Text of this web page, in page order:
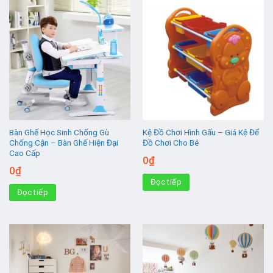
Bàn Ghế Học Sinh Chống Gù
Chống Cận – Bàn Ghế Hiện Đại
Cao Cấp
0₫
Đọc tiếp
Kệ Đồ Chơi Hình Gấu – Giá Kệ Để
Đồ Chơi Cho Bé
0₫
Đọc tiếp